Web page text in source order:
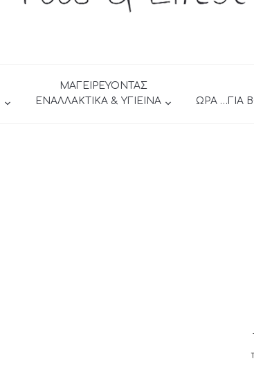
ΜΑΓΕΙΡΕΥΟΝΤΑΣ
ΕΝΑΛΛΑΚΤΙΚΑ & ΥΓΙΕΙΝΑ
ΩΡΑ …ΓΙΑ